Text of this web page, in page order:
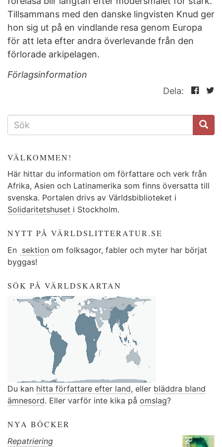
Tillsammans med den danske lingvisten Knud ger
hon sig ut på en vindlande resa genom Europa
för att leta efter andra överlevande från den
förlorade arkipelagen.
Förlagsinformation
Dela:
SÖKFORMULÄR
VÄLKOMMEN!
Här hittar du information om författare och verk från
Afrika, Asien och Latinamerika som finns översatta till
svenska. Portalen drivs av Världsbiblioteket i
Solidaritetshuset i Stockholm.
NYTT PÅ VÄRLDSLITTERATUR.SE
En sektion om folksagor, fabler och myter har börjat
byggas!
SÖK PÅ VÄRLDSKARTAN
Du kan hitta författare efter land, eller bläddra bland
ämnesord. Eller varför inte kika på omslag?
NYA BÖCKER
Repatriering